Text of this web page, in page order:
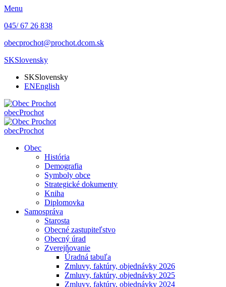
Menu
045/ 67 26 838
obecprochot@prochot.dcom.sk
SKSlovensky
SKSlovensky
ENEnglish
obecProchot
obecProchot
Obec
História
Demografia
Symboly obce
Strategické dokumenty
Kniha
Diplomovka
Samospráva
Starosta
Obecné zastupiteľstvo
Obecný úrad
Zverejňovanie
Úradná tabuľa
Zmluvy, faktúry, objednávky 2026
Zmluvy, faktúry, objednávky 2025
Zmluvy, faktúry, objednávky 2024